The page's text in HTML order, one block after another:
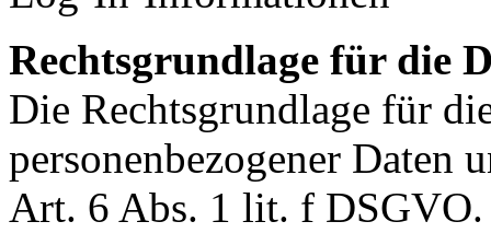
Rechtsgrundlage für die
Die Rechtsgrundlage für
personenbezogener Daten
Art. 6 Abs. 1 lit. f DSGVO.